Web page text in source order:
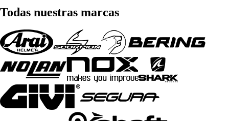
Todas nuestras marcas